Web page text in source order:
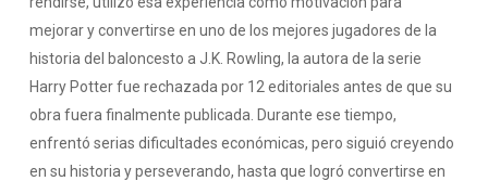
mejorar y convertirse en uno de los mejores jugadores de la
historia del baloncesto a J.K. Rowling, la autora de la serie
Harry Potter fue rechazada por 12 editoriales antes de que su
obra fuera finalmente publicada. Durante ese tiempo,
enfrentó serias dificultades económicas, pero siguió creyendo
en su historia y perseverando, hasta que logró convertirse en